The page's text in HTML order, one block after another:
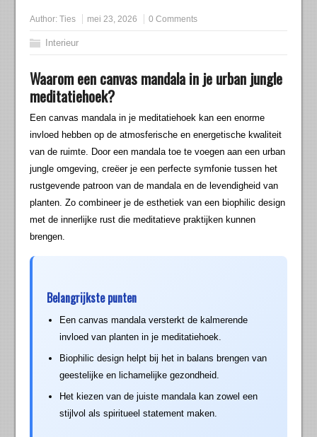
Author:Ties mei 23, 2026 0 Comments
Interieur
Waarom een canvas mandala in je urban jungle
meditatiehoek?
Een canvas mandala in je meditatiehoek kan een enorme
invloed hebben op de atmosferische en energetische kwaliteit
van de ruimte. Door een mandala toe te voegen aan een urban
jungle omgeving, creëer je een perfecte symfonie tussen het
rustgevende patroon van de mandala en de levendigheid van
planten. Zo combineer je de esthetiek van een biophilic design
met de innerlijke rust die meditatieve praktijken kunnen
brengen.
Belangrijkste punten
Een canvas mandala versterkt de kalmerende
invloed van planten in je meditatiehoek.
Biophilic design helpt bij het in balans brengen van
geestelijke en lichamelijke gezondheid.
Het kiezen van de juiste mandala kan zowel een
stijlvol als spiritueel statement maken.